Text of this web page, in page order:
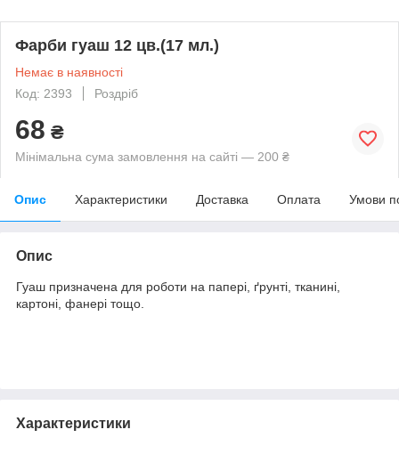
Фарби гуаш 12 цв.(17 мл.)
Немає в наявності
Код: 2393
Роздріб
68 ₴
Мінімальна сума замовлення на сайті — 200 ₴
Опис Характеристики Доставка Оплата Умови
Опис
Гуаш призначена для роботи на папері, ґрунті, тканині,
картоні, фанері тощо.
Характеристики